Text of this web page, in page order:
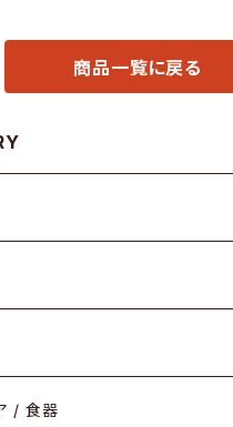
商品一覧に戻る
ル
ト / ダイニングテーブル
/ デスクスタンド
/ 食器